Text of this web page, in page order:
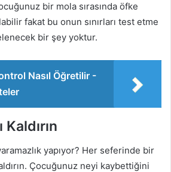
bir mola sırasında öfke
fakat bu onun sınırları test etme
bir şey yoktur.
Nasıl Öğretilir -
Kaldırın
yapıyor? Her seferinde bir
Çocuğunuz neyi kaybettiğini